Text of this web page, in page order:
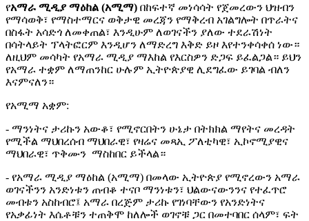
የአማራ ሚዲያ ማዕከል (አሚማ) በከፍተኛ መነሳሳት የጀመረውን ህዝብን
የማሳወቅ፣ የማስተማርና ወቅታዊ መረጃን የማቅረብ አገልግሎት በጥራትና
በስፋት አሳድጎ ለመቀጠል፣ እንዲሁም ለወገናችን ያለው ተደራሽነት
በሳትላይት ፕላትፎርም እንዲሆን ለማድረግ እቅድ ይዞ እየተንቀሳቀሰ ነው።
ለዚህም መሳካት የአማራ ሚዲያ ማእከል የእርስዎን ድጋፍ ይፈልጋል። ይህን
የአማራ ተቋም ለማጠንከር ሁሉም ኢትዮጵያዊ ሊደግፈው ይገባል ብለን
እናምናለን።
የአሚማ አቋም:
- ማንነትና ታሪኩን አውቆ፣ የሚኖርበትን ሁኔታ በትክክል ማየትና መረዳት
የሚችል ማህበረሰብ ማህበራዊ፣ የዛሬና መጻኢ ፖለቲካዊ፣ ኢኮኖሚያዊና
ማህበራዊ፣ ጥቅሙን ማስከበር ይችላል።
- የአማራ ሚዲያ ማዕከል (አሚማ) በመላው ኢትዮጵያ የሚኖረውን አማራ
ወገናችንን አንድነቱን ጠብቆ ተናቦ ማንነቱን፣ ህልውናውንንና የተፈጥሮ
መብቱን አስከብሮ፤ አማራ በረጅም ታሪኩ የገነባቸውን የአንድነትና
የአቃፊነት እሴቶቹን ተጠቅሞ ከለሎች ወገኖቹ ጋር በመተባበር ሰላም፣ ፍት